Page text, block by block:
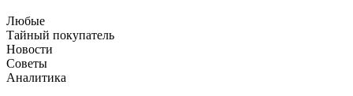
Любые
Тайный покупатель
Новости
Советы
Аналитика